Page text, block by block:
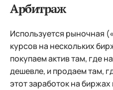
Арбитраж
Используется рыночная
курсов на нескольких
покупаем актив там, где
дешевле, и продаем там,
этот заработок на